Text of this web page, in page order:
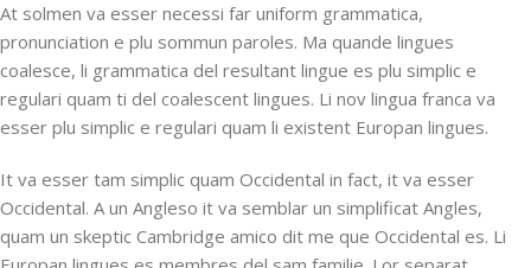
At solmen va esser necessi far uniform grammatica,
pronunciation e plu sommun paroles. Ma quande lingues
coalesce, li grammatica del resultant lingue es plu simplic e
regulari quam ti del coalescent lingues. Li nov lingua franca va
esser plu simplic e regulari quam li existent Europan lingues.
It va esser tam simplic quam Occidental in fact, it va esser
Occidental. A un Angleso it va semblar un simplificat Angles,
quam un skeptic Cambridge amico dit me que Occidental es. Li